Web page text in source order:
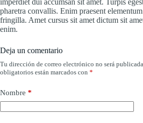
imperdiet dui accumsan sit amet. Turpis
pharetra convallis. Enim praesent
fringilla. Amet cursus sit amet dictum sit
enim.
Deja un comentario
Tu dirección de correo electrónico no será
obligatorios están marcados con *
Nombre *